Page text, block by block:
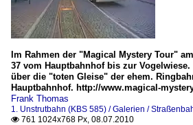
Im Rahmen der "Magical Mystery Tour"
37 vom Hauptbahnhof bis zur
über die "toten Gleise" der ehem.
Hauptbahnhof. http://www.magical-
Frank Thomas
1. Unstrutbahn (KBS 585) / Galerien /
 761 1024x768 Px, 08.07.2010